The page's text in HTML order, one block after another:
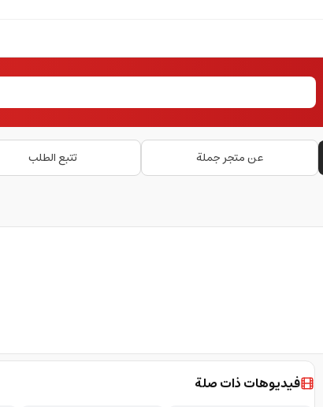
عن متجر جملة تتبع الطلب
فيديوهات ذات صلة